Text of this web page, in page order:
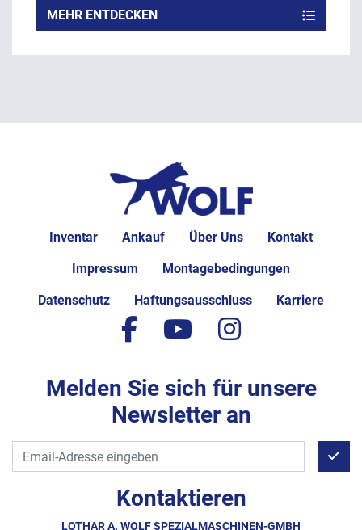
MEHR ENTDECKEN
Inventar Ankauf Über Uns Kontakt
Impressum Montagebedingungen
Datenschutz Haftungsausschluss Karriere
Kontaktieren
LOTHAR A. WOLF SPEZIALMASCHINEN-GMBH
facebook
youtubeinstagram
Melden Sie sich für unsere
Newsletter an